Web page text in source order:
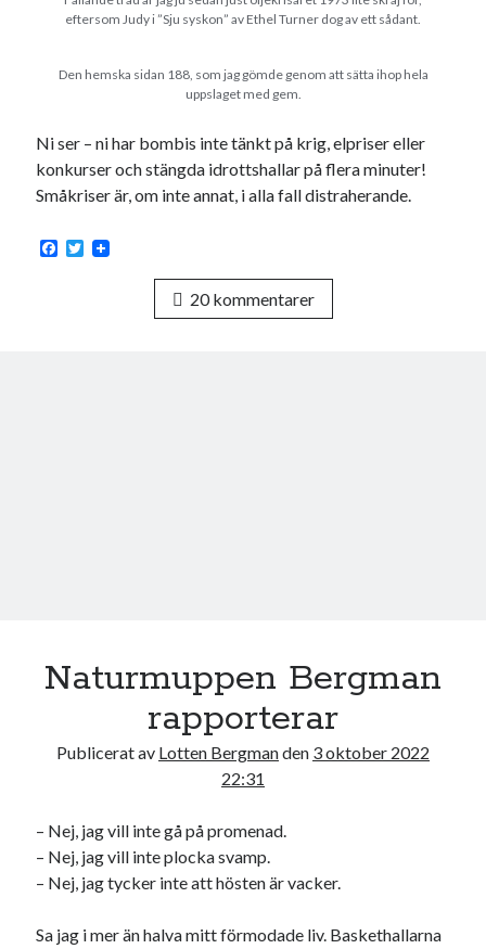
eftersom Judy i ”Sju syskon” av Ethel Turner dog av ett sådant.
Den hemska sidan 188, som jag gömde genom att sätta ihop hela
uppslaget med gem.
Ni ser – ni har bombis inte tänkt på krig, elpriser eller
konkurser och stängda idrottshallar på flera minuter!
Småkriser är, om inte annat, i alla fall distraherande.
F
T
20 kommentarer
Naturmuppen Bergman
rapporterar
Publicerat av Lotten Bergmanden 3 oktober 2022
22:31
– Nej, jag vill inte gå på promenad.
– Nej, jag vill inte plocka svamp.
– Nej, jag tycker inte att hösten är vacker.
Sa jag i mer än halva mitt förmodade liv. Baskethallarna